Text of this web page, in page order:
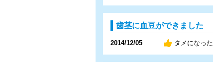
歯茎に血豆ができました
2014/12/05 タメになった